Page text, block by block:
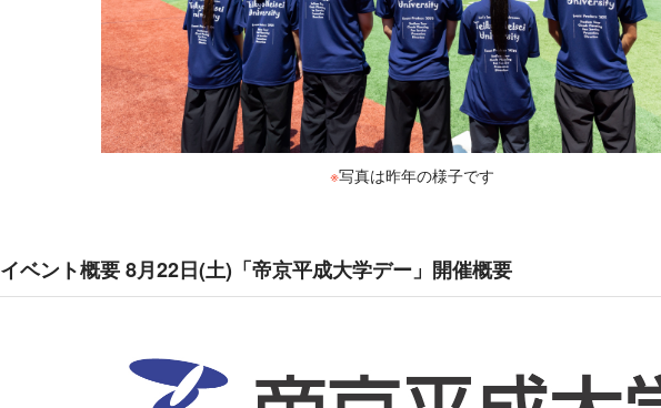
※写真は昨年の様子です
イベント概要 8月22日(土)「帝京平成大学デー」開催概要